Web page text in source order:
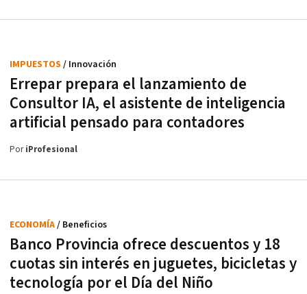
Errepar prepara el lanzamiento de
Consultor IA, el asistente de inteligencia
artificial pensado para contadores
IMPUESTOS / Innovación
PoriProfesional
Banco Provincia ofrece descuentos y 18
cuotas sin interés en juguetes, bicicletas y
tecnología por el Día del Niño
ECONOMÍA/ Beneficios